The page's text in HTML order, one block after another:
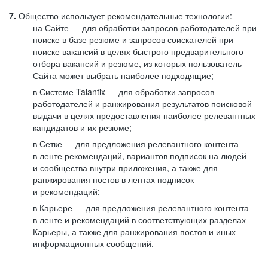
7. Общество использует рекомендательные технологии:
на Сайте — для обработки запросов работодателей при
поиске в базе резюме и запросов соискателей при
поиске вакансий в целях быстрого предварительного
отбора вакансий и резюме, из которых пользователь
Сайта может выбрать наиболее подходящие;
в Системе Talantix — для обработки запросов
работодателей и ранжирования результатов поисковой
выдачи в целях предоставления наиболее релевантных
кандидатов и их резюме;
в Сетке — для предложения релевантного контента
в ленте рекомендаций, вариантов подписок на людей
и сообщества внутри приложения, а также для
ранжирования постов в лентах подписок
и рекомендаций;
в Карьере — для предложения релевантного контента
в ленте и рекомендаций в соответствующих разделах
Карьеры, а также для ранжирования постов и иных
информационных сообщений.